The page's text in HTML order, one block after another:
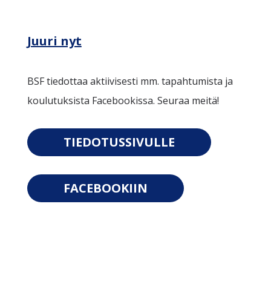
Juuri nyt
BSF tiedottaa aktiivisesti mm. tapahtumista ja
koulutuksista Facebookissa. Seuraa meitä!
TIEDOTUSSIVULLE
FACEBOOKIIN